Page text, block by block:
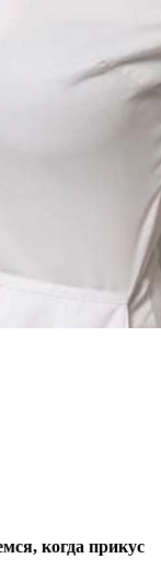
когда прикус